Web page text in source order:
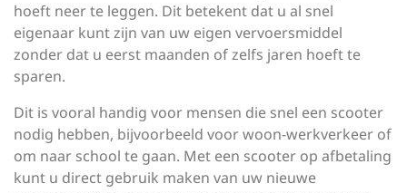
hoeft neer te leggen. Dit betekent dat u al snel
eigenaar kunt zijn van uw eigen vervoersmiddel
zonder dat u eerst maanden of zelfs jaren hoeft te
sparen.
Dit is vooral handig voor mensen die snel een scooter
nodig hebben, bijvoorbeeld voor woon-werkverkeer of
om naar school te gaan. Met een scooter op afbetaling
kunt u direct gebruik maken van uw nieuwe